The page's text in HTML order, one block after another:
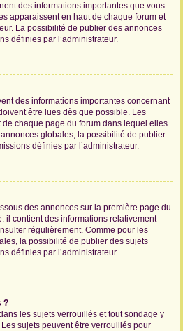
des informations importantes que vous
apparaissent en haut de chaque forum et
La possibilité de publier des annonces
définies par l’administrateur.
des informations importantes concernant
être lues dès que possible. Les
chaque page du forum dans lequel elles
globales, la possibilité de publier
définies par l’administrateur.
des annonces sur la première page du
il contient des informations relativement
régulièrement. Comme pour les
la possibilité de publier des sujets
définies par l’administrateur.
?
les sujets verrouillés et tout sondage y
sujets peuvent être verrouillés pour